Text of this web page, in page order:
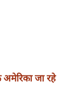
जा रहे